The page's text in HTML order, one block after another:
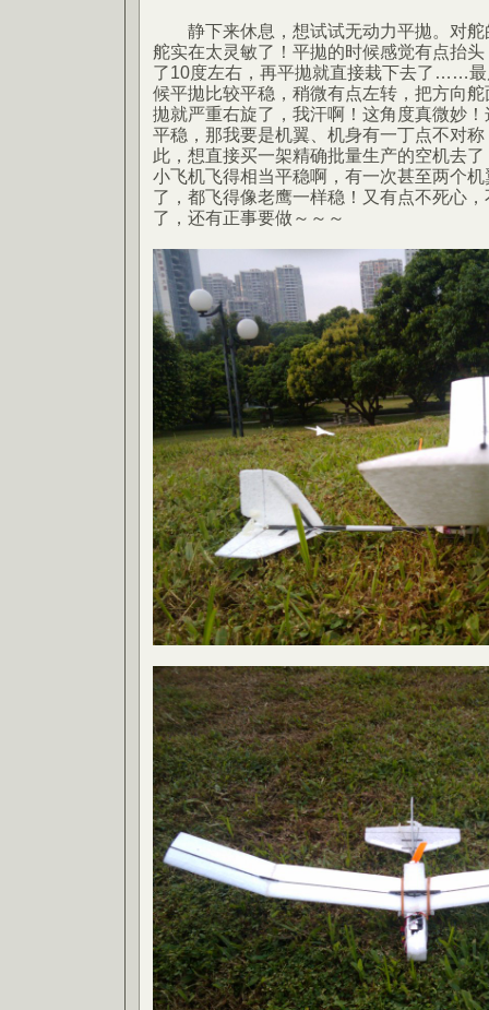
静下来休息，想试试无动力平拋。对舵
舵实在太灵敏了！平拋的时候感觉有点抬
了10度左右，再平拋就直接栽下去了……
候平拋比较平稳，稍微有点左转，把方向
拋就严重右旋了，我汗啊！这角度真微妙
平稳，那我要是机翼、机身有一丁点不对
此，想直接买一架精确批量生产的空机去
小飞机飞得相当平稳啊，有一次甚至两个
了，都飞得像老鹰一样稳！又有点不死心
了，还有正事要做～～～